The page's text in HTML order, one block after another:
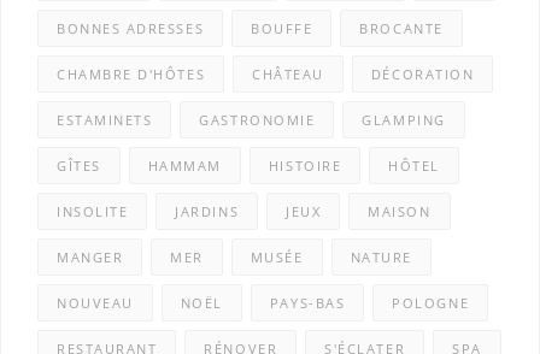
BONNES ADRESSES BOUFFE BROCANTE
CHAMBRE D'HÔTES CHÂTEAU DÉCORATION
ESTAMINETS GASTRONOMIE GLAMPING
GÎTES HAMMAM HISTOIRE HÔTEL
INSOLITE JARDINS JEUX MAISON
MANGER MER MUSÉE NATURE
NOUVEAU NOËL PAYS-BAS POLOGNE
RESTAURANT RÉNOVER S'ÉCLATER SPA